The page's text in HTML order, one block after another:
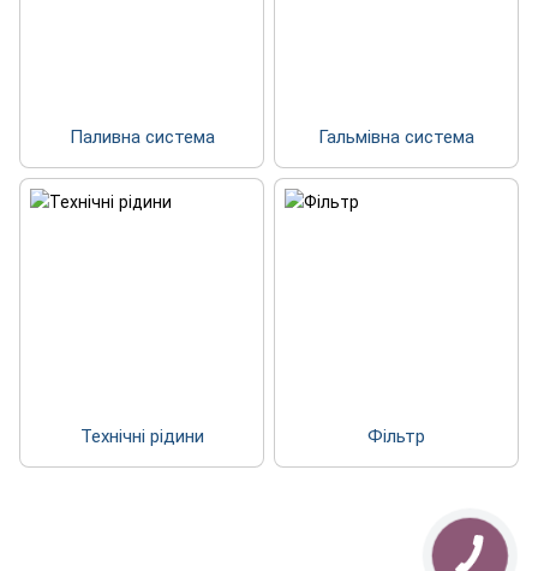
Паливна система Гальмівна система
Технічні рідини Фільтр